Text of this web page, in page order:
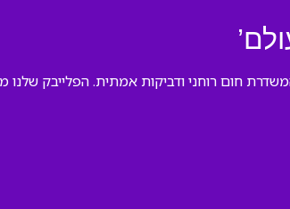
חום רוחני ודביקות אמתית. הפלייבק